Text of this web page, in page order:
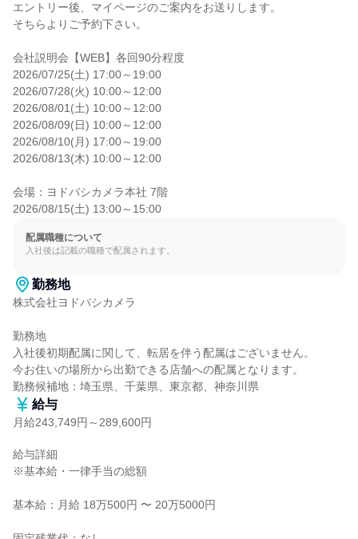
エントリー後、マイページのご案内をお送りします。
そちらよりご予約下さい。
会社説明会【WEB】各回90分程度
2026/07/25(土) 17:00～19:00
2026/07/28(火) 10:00～12:00
2026/08/01(土) 10:00～12:00
2026/08/09(日) 10:00～12:00
2026/08/10(月) 17:00～19:00
2026/08/13(木) 10:00～12:00
会場：ヨドバシカメラ本社 7階
2026/08/15(土) 13:00～15:00
配属職種について
入社後は記載の職種で配属されます。
勤務地
株式会社ヨドバシカメラ
勤務地
入社後初期配属に関して、転居を伴う配属はございません。
今お住いの場所から出勤できる店舗への配属となります。
勤務候補地：埼玉県、千葉県、東京都、神奈川県
給与
月給243,749円～289,600円
給与詳細
※基本給・一律手当の総額
基本給：月給 18万500円 〜 20万5000円